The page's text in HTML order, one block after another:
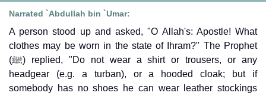
Narrated `Abdullah bin `Umar:
A person stood up and asked, "O Allah's: Apostle! What
clothes may be worn in the state of Ihram?" The Prophet
(ﷺ) replied, "Do not wear a shirt or trousers, or any
headgear (e.g. a turban), or a hooded cloak; but if
somebody has no shoes he can wear leather stockings